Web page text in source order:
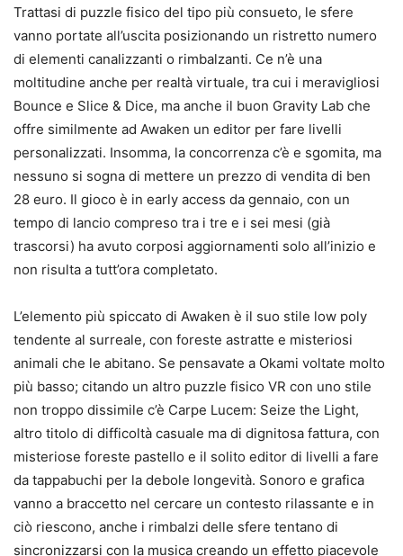
Trattasi di puzzle fisico del tipo più consueto, le sfere
vanno portate all’uscita posizionando un ristretto numero
di elementi canalizzanti o rimbalzanti. Ce n’è una
moltitudine anche per realtà virtuale, tra cui i meravigliosi
Bounce e Slice & Dice, ma anche il buon Gravity Lab che
offre similmente ad Awaken un editor per fare livelli
personalizzati. Insomma, la concorrenza c’è e sgomita, ma
nessuno si sogna di mettere un prezzo di vendita di ben
28 euro. Il gioco è in early access da gennaio, con un
tempo di lancio compreso tra i tre e i sei mesi (già
trascorsi) ha avuto corposi aggiornamenti solo all’inizio e
non risulta a tutt’ora completato.
L’elemento più spiccato di Awaken è il suo stile low poly
tendente al surreale, con foreste astratte e misteriosi
animali che le abitano. Se pensavate a Okami voltate molto
più basso; citando un altro puzzle fisico VR con uno stile
non troppo dissimile c’è Carpe Lucem: Seize the Light,
altro titolo di difficoltà casuale ma di dignitosa fattura, con
misteriose foreste pastello e il solito editor di livelli a fare
da tappabuchi per la debole longevità. Sonoro e grafica
vanno a braccetto nel cercare un contesto rilassante e in
ciò riescono, anche i rimbalzi delle sfere tentano di
sincronizzarsi con la musica creando un effetto piacevole